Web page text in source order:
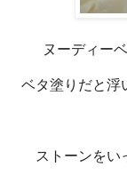
ヌーディー
ベタ塗りだと浮
ストーンを